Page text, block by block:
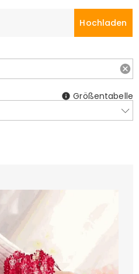
Hochladen
Größentabelle